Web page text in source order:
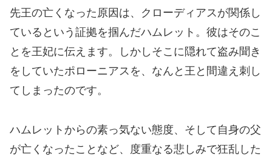
先王の亡くなった原因は、クローディアスが関係し
ているという証拠を掴んだハムレット。彼はそのこ
とを王妃に伝えます。しかしそこに隠れて盗み聞き
をしていたポローニアスを、なんと王と間違え刺し
てしまったのです。
ハムレットからの素っ気ない態度、そして自身の父
が亡くなったことなど、度重なる悲しみで狂乱した